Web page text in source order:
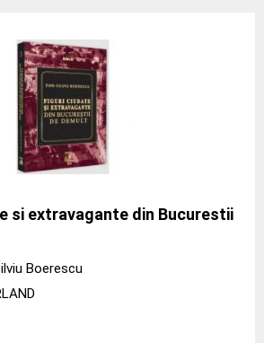
si extravagante din Bucurestii
Boerescu